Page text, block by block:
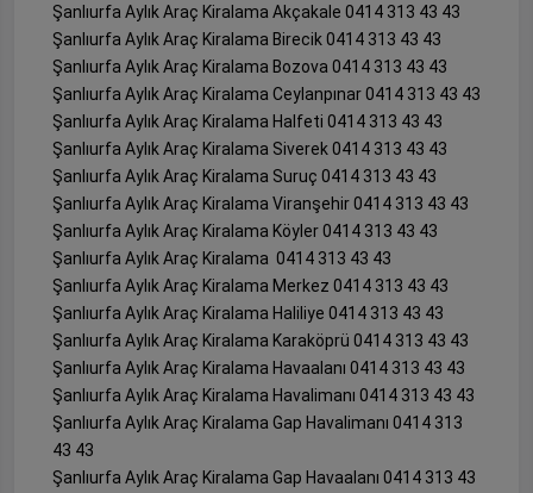
Şanlıurfa Aylık Araç Kiralama Akçakale 0414 313 43 43
Şanlıurfa Aylık Araç Kiralama Birecik 0414 313 43 43
Şanlıurfa Aylık Araç Kiralama Bozova 0414 313 43 43
Şanlıurfa Aylık Araç Kiralama Ceylanpınar 0414 313 43 43
Şanlıurfa Aylık Araç Kiralama Halfeti 0414 313 43 43
Şanlıurfa Aylık Araç Kiralama Siverek 0414 313 43 43
Şanlıurfa Aylık Araç Kiralama Suruç 0414 313 43 43
Şanlıurfa Aylık Araç Kiralama Viranşehir 0414 313 43 43
Şanlıurfa Aylık Araç Kiralama Köyler 0414 313 43 43
Şanlıurfa Aylık Araç Kiralama 0414 313 43 43
Şanlıurfa Aylık Araç Kiralama Merkez 0414 313 43 43
Şanlıurfa Aylık Araç Kiralama Haliliye 0414 313 43 43
Şanlıurfa Aylık Araç Kiralama Karaköprü 0414 313 43 43
Şanlıurfa Aylık Araç Kiralama Havaalanı 0414 313 43 43
Şanlıurfa Aylık Araç Kiralama Havalimanı 0414 313 43 43
Şanlıurfa Aylık Araç Kiralama Gap Havalimanı 0414 313
43 43
Şanlıurfa Aylık Araç Kiralama Gap Havaalanı 0414 313 43